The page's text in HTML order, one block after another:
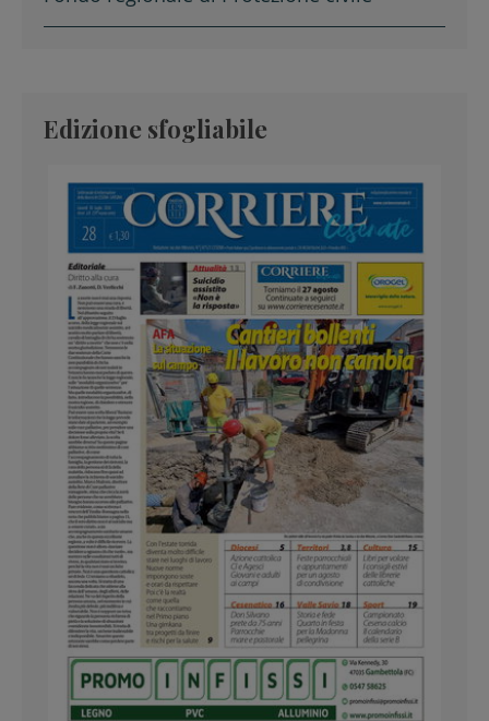
Edizione sfogliabile